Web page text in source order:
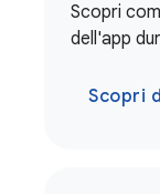
Scopri
dell'app
Scopri